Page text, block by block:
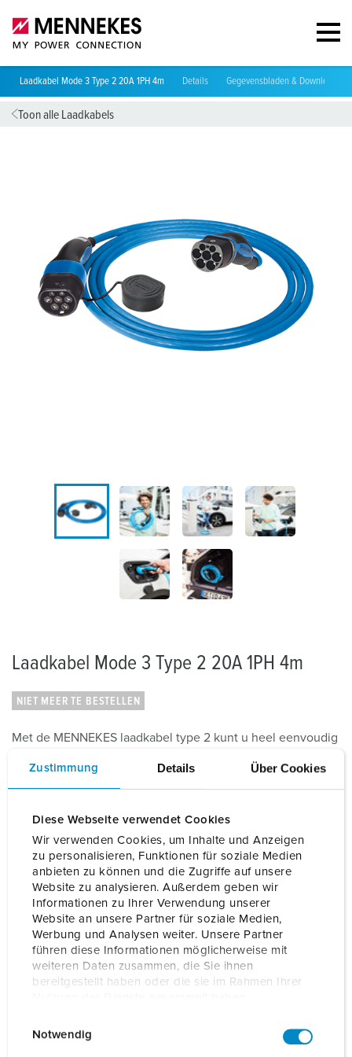
Zustimmung Details Über Cookies
Diese Webseite verwendet Cookies
Wir verwenden Cookies, um Inhalte und Anzeigen
zu personalisieren, Funktionen für soziale Medien
anbieten zu können und die Zugriffe auf unsere
Website zu analysieren. Außerdem geben wir
Informationen zu Ihrer Verwendung unserer
Website an unsere Partner für soziale Medien,
Werbung und Analysen weiter. Unsere Partner
führen diese Informationen möglicherweise mit
weiteren Daten zusammen, die Sie ihnen
bereitgestellt haben oder die sie im Rahmen Ihrer
Notwendig
Laadkabel Mode 3 Type 2 20A 1PH 4m Details Gegevensbladen & Downloads
Toon alle Laadkabels
Laadkabel Mode 3 Type 2 20A 1PH 4m
NIET MEER TE BESTELLEN
Met de MENNEKES laadkabel type 2 kunt u heel eenvoudig
laadstations of op wallboxen met laadcontactdozen
aansluiten.
Bestelnummer 36210 EAN 4015394272717
BLADWIJZERS TOEVOEGEN
Onze producten kunt u in het gedeelte
verlanglijstje/winkelmand in verschillende lijsten beheren.
Mijn lijst(0) TOEVOEGEN